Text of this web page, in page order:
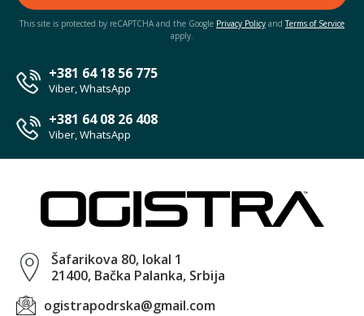
This site is protected by reCAPTCHA and the Google Privacy Policy andTerms of Service
apply.
+381 64 18 56 775
Viber, WhatsApp
+381 64 08 26 408
Viber, WhatsApp
Šafarikova 80, lokal 1
21400, Bačka Palanka, Srbija
ogistrapodrska@gmail.com